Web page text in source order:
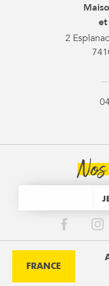
et
2
FRANCE